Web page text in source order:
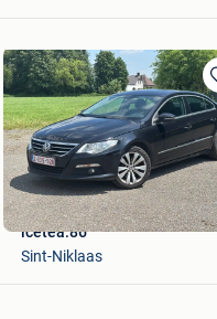
in
icetea.86
Sint-Niklaas